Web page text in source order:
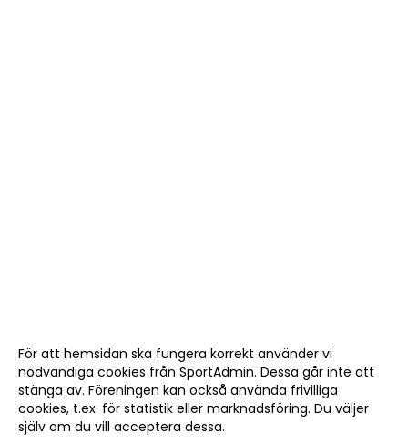
För att hemsidan ska fungera korrekt använder vi
nödvändiga cookies från SportAdmin. Dessa går inte att
stänga av. Föreningen kan också använda frivilliga
cookies, t.ex. för statistik eller marknadsföring. Du väljer
själv om du vill acceptera dessa.